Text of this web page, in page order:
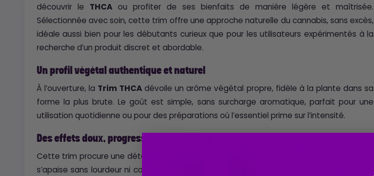
découvrir le THCAou profiter de ses bienfaits de manière légère et maîtrisée.
Sélectionnée avec soin, cette trim offre une approche naturelle du cannabis, sans excès,
idéale aussi bien pour les débutants curieux que pour les utilisateurs expérimentés à la
recherche d’un produit discret et abordable.
Un profil végétal authentique et naturel
À l’ouverture, la Trim THCA dévoile un arôme végétal propre, fidèle à la plante dans sa
forme la plus brute. Le goût est simple, sans surcharge aromatique, parfait pour une
utilisation quotidienne ou pour des préparations où l’essentiel prime sur l’intensité.
Des effets doux, progressifs et équilibrés
Cette trim procure une détente légère et stable. Le corps se relâche en douceur, l’esprit
s’apaise sans lourdeur ni confusion. Une expérience idéale pour se poser, accompagner